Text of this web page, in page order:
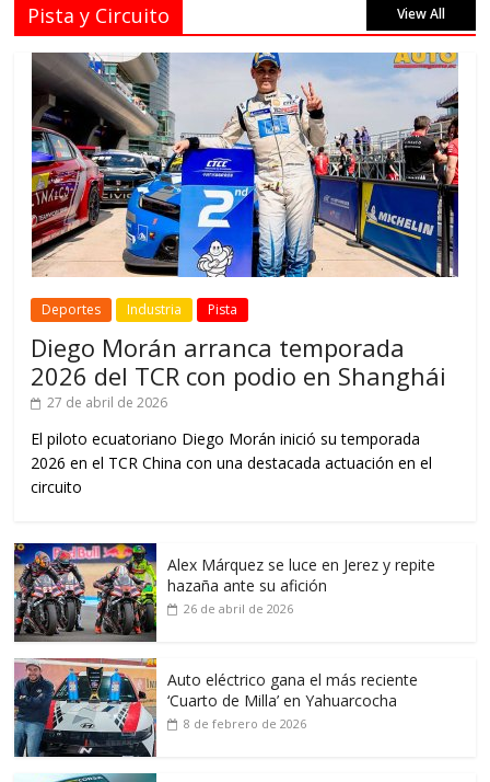
Pista y Circuito View All
Deportes Industria Pista
Diego Morán arranca temporada
2026 del TCR con podio en Shanghái
27 de abril de 2026
El piloto ecuatoriano Diego Morán inició su temporada
2026 en el TCR China con una destacada actuación en el
circuito
Alex Márquez se luce en Jerez y repite
hazaña ante su afición
26 de abril de 2026
Auto eléctrico gana el más reciente
‘Cuarto de Milla’ en Yahuarcocha
8 de febrero de 2026